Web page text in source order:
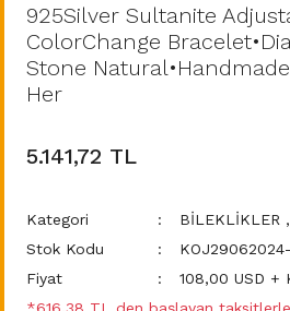
925Silver Sultanite
ColorChange
Stone
Her
5.141,72 TL
Kategori BİLEKLİKLER ,
Stok Kodu
Fiyat
108,00 USD +